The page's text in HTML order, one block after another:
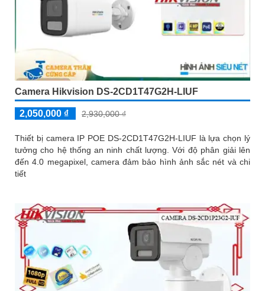
Camera Hikvision DS-2CD1T47G2H-LIUF
2,050,000 ₫ 2,930,000 ₫
Thiết bị camera IP POE DS-2CD1T47G2H-LIUF là lựa chọn lý
tưởng cho hệ thống an ninh chất lượng. Với độ phân giải lên
đến 4.0 megapixel, camera đảm bảo hình ảnh sắc nét và chi
tiết